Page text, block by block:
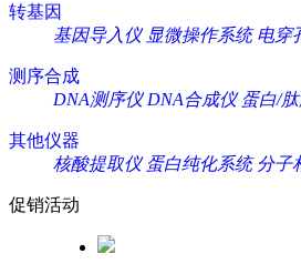
转基因
基因导入仪 显微操作系统 电穿
测序合成
DNA测序仪 DNA合成仪 蛋白/
其他仪器
核酸提取仪 蛋白纯化系统 分子
促销活动